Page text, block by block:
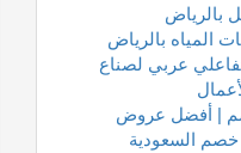
بالرياض
المياه بالرياض
عربي لصناع
| أفضل عروض
خصم السعودية